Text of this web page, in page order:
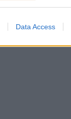
Data Access